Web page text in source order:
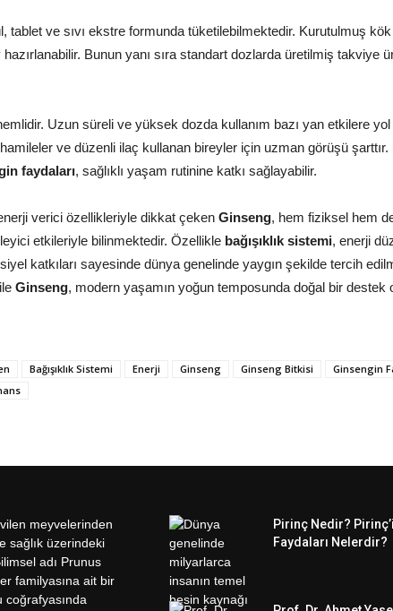
tablet ve sıvı ekstre formunda tüketilebilmektedir. Kurutulmuş
Bunun yanı sıra standart dozlarda üretilmiş takviye
Uzun süreli ve yüksek dozda kullanım bazı yan etkilere yol
ve düzenli ilaç kullanan bireyler için uzman görüşü şarttır.
faydaları, sağlıklı yaşam rutinine katkı sağlayabilir.
verici özellikleriyle dikkat çeken Ginseng, hem fiziksel hem
etkileriyle bilinmektedir. Özellikle bağışıklık sistemi, enerji
katkıları sayesinde dünya genelinde yaygın şekilde tercih
Ginseng, modern yaşamın yoğun temposunda doğal bir destek
Bağışıklık Sistemi Enerji Ginseng Ginseng Bitkisi
Ginsengin
Pirinç Nedir?
Faydaları Nelerdir?